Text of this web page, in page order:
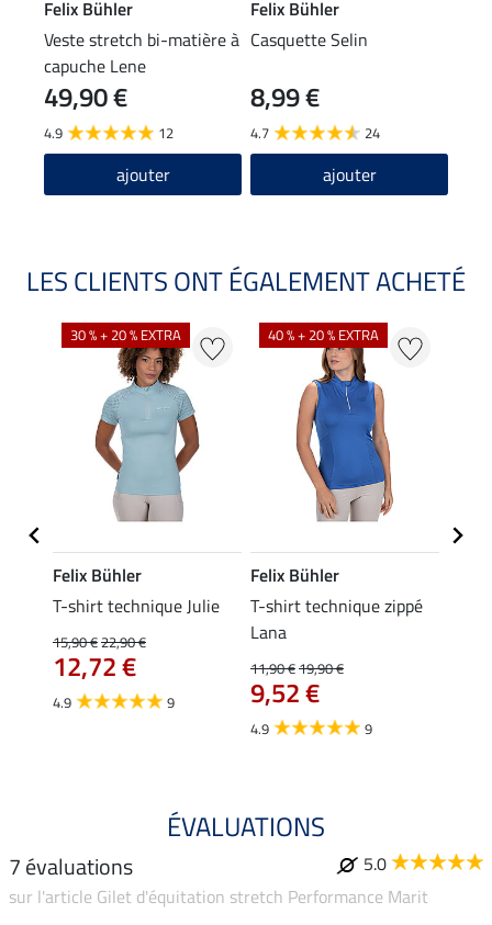
Felix Bühler
Veste stretch bi-matière à
capuche Lene
49,90 €
4.9 12
ajouter
Felix Bühler
Casquette Selin
8,99 €
4.7 24
ajouter
LES CLIENTS ONT ÉGALEMENT ACHETÉ
30 % + 20 % EXTRA
Felix Bühler
T-shirt technique Julie
15,90 €22,90 €
12,72 €
4.9 9
40 % + 20 % EXTRA
Felix Bühler
T-shirt technique zippé
Lana
11,90 €19,90 €
9,52 €
4.9 9
ÉVALUATIONS
7 évaluations
5.0
sur l'article Gilet d'équitation stretch Performance Marit